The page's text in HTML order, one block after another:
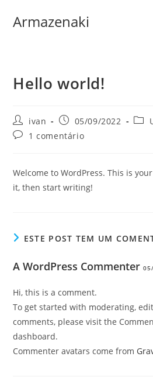
paraArmazenaki
Hello world!
Autor
do
post:
ivan
Post
publicado:
05/09/2022
Comentários
1 comentário
Welcome to WordPress. This is
it, then start writing!
ESTE POST TEM UM
A WordPress Commenter
Hi, this is a comment.
To get started with moderating,
comments, please visit the
dashboard.
Commenter avatars come from